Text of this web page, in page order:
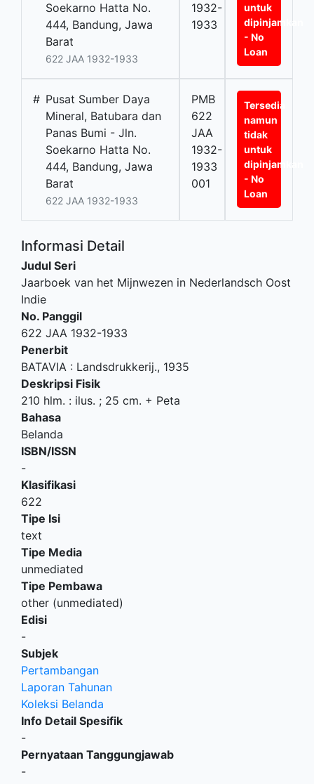
Soekarno Hatta No.
444, Bandung, Jawa
Barat
622 JAA 1932-1933
1932-
1933
untuk
dipinjamkan
- No
Loan
# Pusat Sumber Daya
Mineral, Batubara dan
Panas Bumi - Jln.
Soekarno Hatta No.
444, Bandung, Jawa
Barat
622 JAA 1932-1933
PMB
622
JAA
1932-
1933
001
Tersedia
namun
tidak
untuk
dipinjamkan
- No
Loan
Informasi Detail
Judul Seri
Jaarboek van het Mijnwezen in Nederlandsch Oost
Indie
No. Panggil
622 JAA 1932-1933
Penerbit
BATAVIA : Landsdrukkerij., 1935
Deskripsi Fisik
210 hlm. : ilus. ; 25 cm. + Peta
Bahasa
Belanda
ISBN/ISSN
-
Klasifikasi
622
Tipe Isi
text
Tipe Media
unmediated
Tipe Pembawa
other (unmediated)
Edisi
-
Subjek
Pertambangan
Laporan Tahunan
Koleksi Belanda
Info Detail Spesifik
-
Pernyataan Tanggungjawab
-